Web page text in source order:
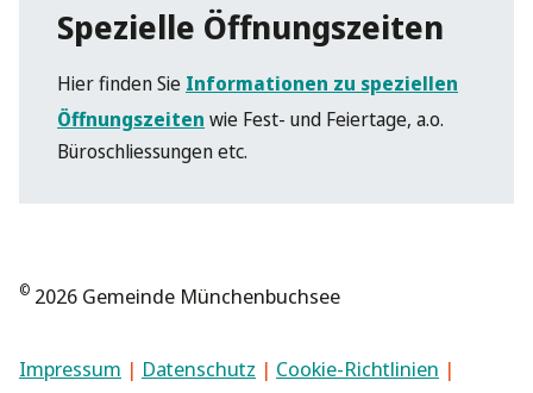
Spezielle Öffnungszeiten
Hier finden Sie Informationen zu speziellen
Öffnungszeiten wie Fest- und Feiertage, a.o.
Büroschliessungen etc.
© 2026 Gemeinde Münchenbuchsee
Impressum | Datenschutz | Cookie-Richtlinien |